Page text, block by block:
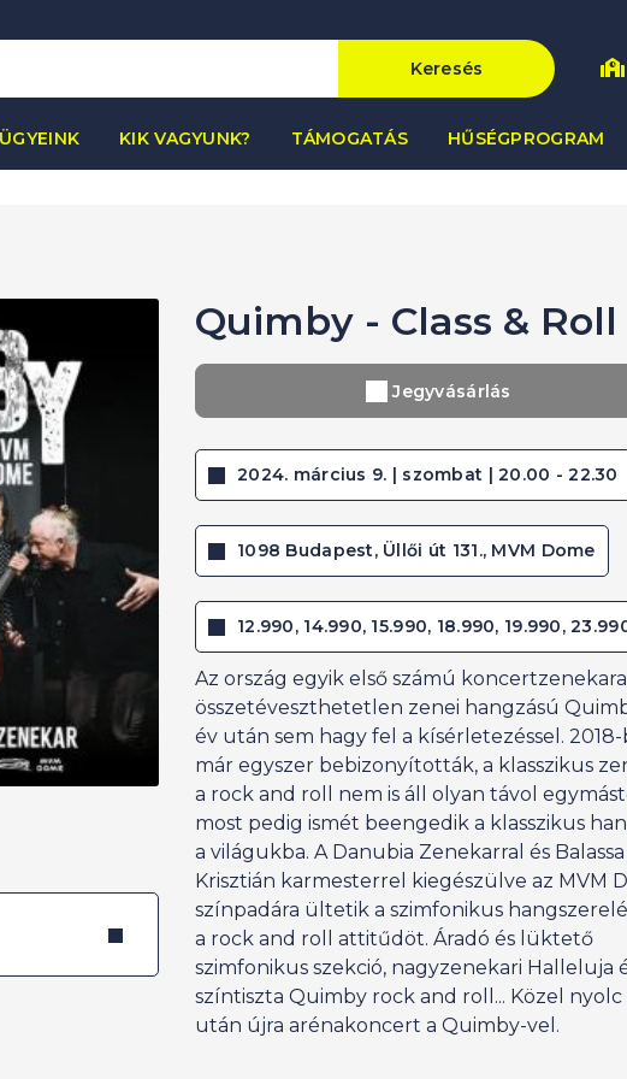
Keresés
KIK VAGYUNK? TÁMOGATÁS HŰSÉGPROGRAM
Quimby - Class & Roll
Jegyvásárlás
2024. március 9. | szombat | 20.00 - 22.30
1098 Budapest, Üllői út 131., MVM Dome
12.990, 14.990, 15.990, 18.990, 19.990,
Az ország egyik első számú
összetéveszthetetlen zenei hangzású
év után sem hagy fel a kísérletezéssel. 2018-
már egyszer bebizonyították, a klasszikus
a rock and roll nem is áll olyan távol
most pedig ismét beengedik a klasszikus
a világukba. A Danubia Zenekarral és Balassa
Krisztián karmesterrel kiegészülve az MVM
színpadára ültetik a szimfonikus
a rock and roll attitűdöt. Áradó és lüktető
szimfonikus szekció, nagyzenekari Halleluja
színtiszta Quimby rock and roll... Közel nyolc
után újra arénakoncert a Quimby-vel.